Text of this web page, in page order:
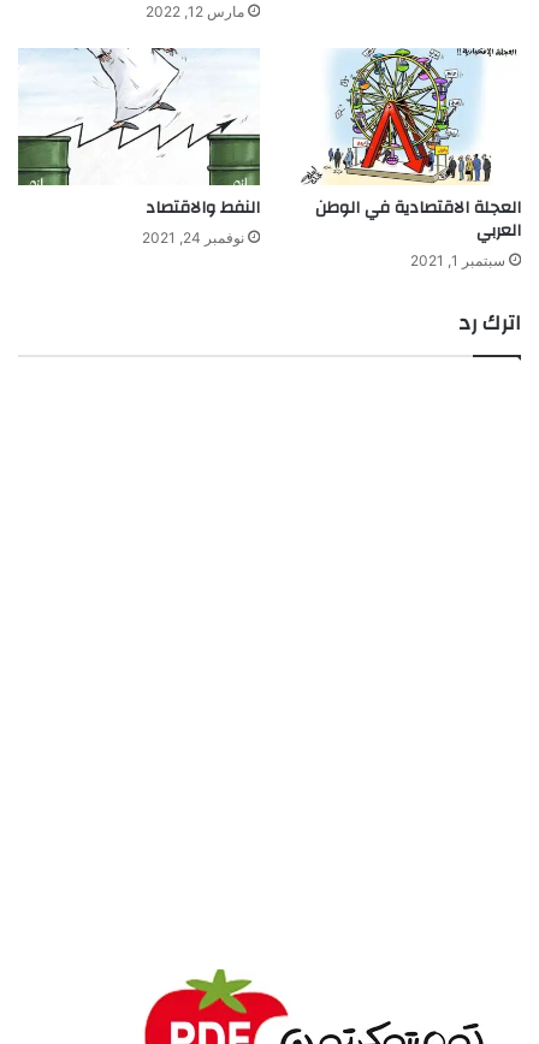
مارس 12, 2022
العجلة الاقتصادية في الوطن
العربي
سبتمبر 1, 2021
النفط والاقتصاد
نوفمبر 24, 2021
اترك رد